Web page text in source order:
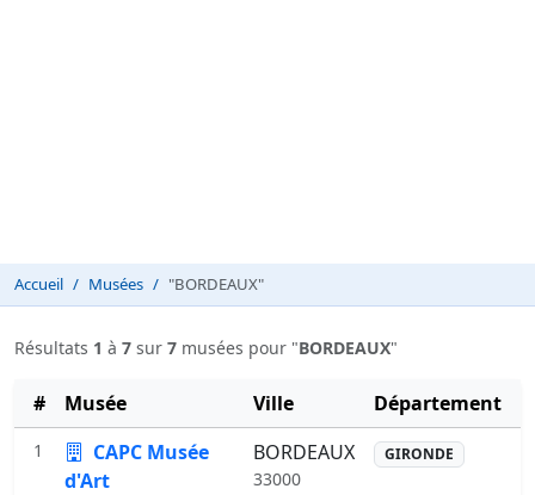
Accueil Musées "BORDEAUX"
Résultats 1 à 7 sur 7 musées pour "BORDEAUX"
# Musée Ville Département
1
CAPC Musée
d'Art
BORDEAUX
33000
GIRONDE